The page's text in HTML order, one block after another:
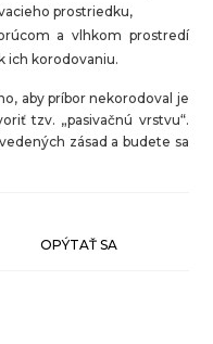
prostriedku,
a vlhkom prostredí
ich korodovaniu.
aby príbor nekorodoval je
tzv. „pasivačnú vrstvu“.
zásad a budete sa
OPÝTAŤ SA